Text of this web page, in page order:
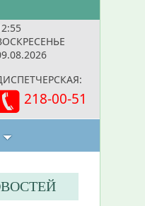
218-00-51